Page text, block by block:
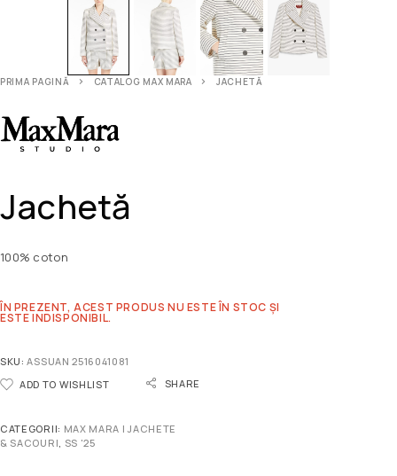
PRIMA PAGINĂ CATALOG MAX MARA JACHETĂ
Jachetă
100% coton
ÎN PREZENT, ACEST PRODUS NU ESTE ÎN STOC ȘI
ESTE INDISPONIBIL.
SKU:ASSUAN 2516041081
ADD TO WISHLIST
SHARE
CATEGORII: MAX MARA | JACHETE
& SACOURI, SS '25